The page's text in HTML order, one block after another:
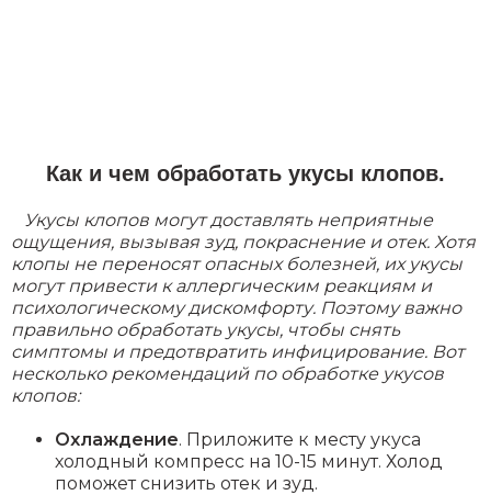
Как и чем обработать укусы клопов.
Укусы клопов могут доставлять неприятные
ощущения, вызывая зуд, покраснение и отек. Хотя
клопы не переносят опасных болезней, их укусы
могут привести к аллергическим реакциям и
психологическому дискомфорту. Поэтому важно
правильно обработать укусы, чтобы снять
симптомы и предотвратить инфицирование. Вот
несколько рекомендаций по обработке укусов
клопов:
Охлаждение. Приложите к месту укуса
холодный компресс на 10-15 минут. Холод
поможет снизить отек и зуд.